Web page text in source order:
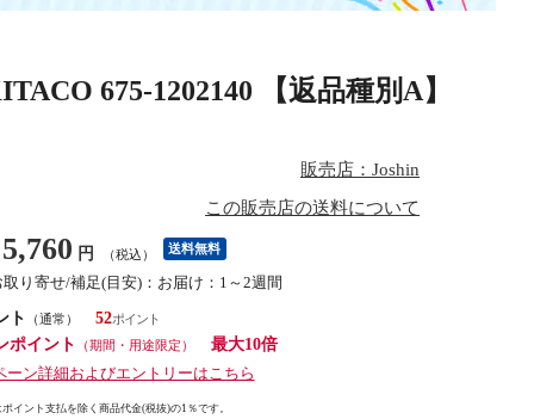
675-1202140 【返品種別A】
販売店：Joshin
この販売店の送料について
5,760 円 （税込） 送料無料
取り寄せ/補足(目安)：お届け：1～2週間
ト
（通常）
52
ポイント
（期間・用途限定）
最大10倍
ーン詳細およびエントリーはこちら
イント支払を除く商品代金(税抜)の1％です。